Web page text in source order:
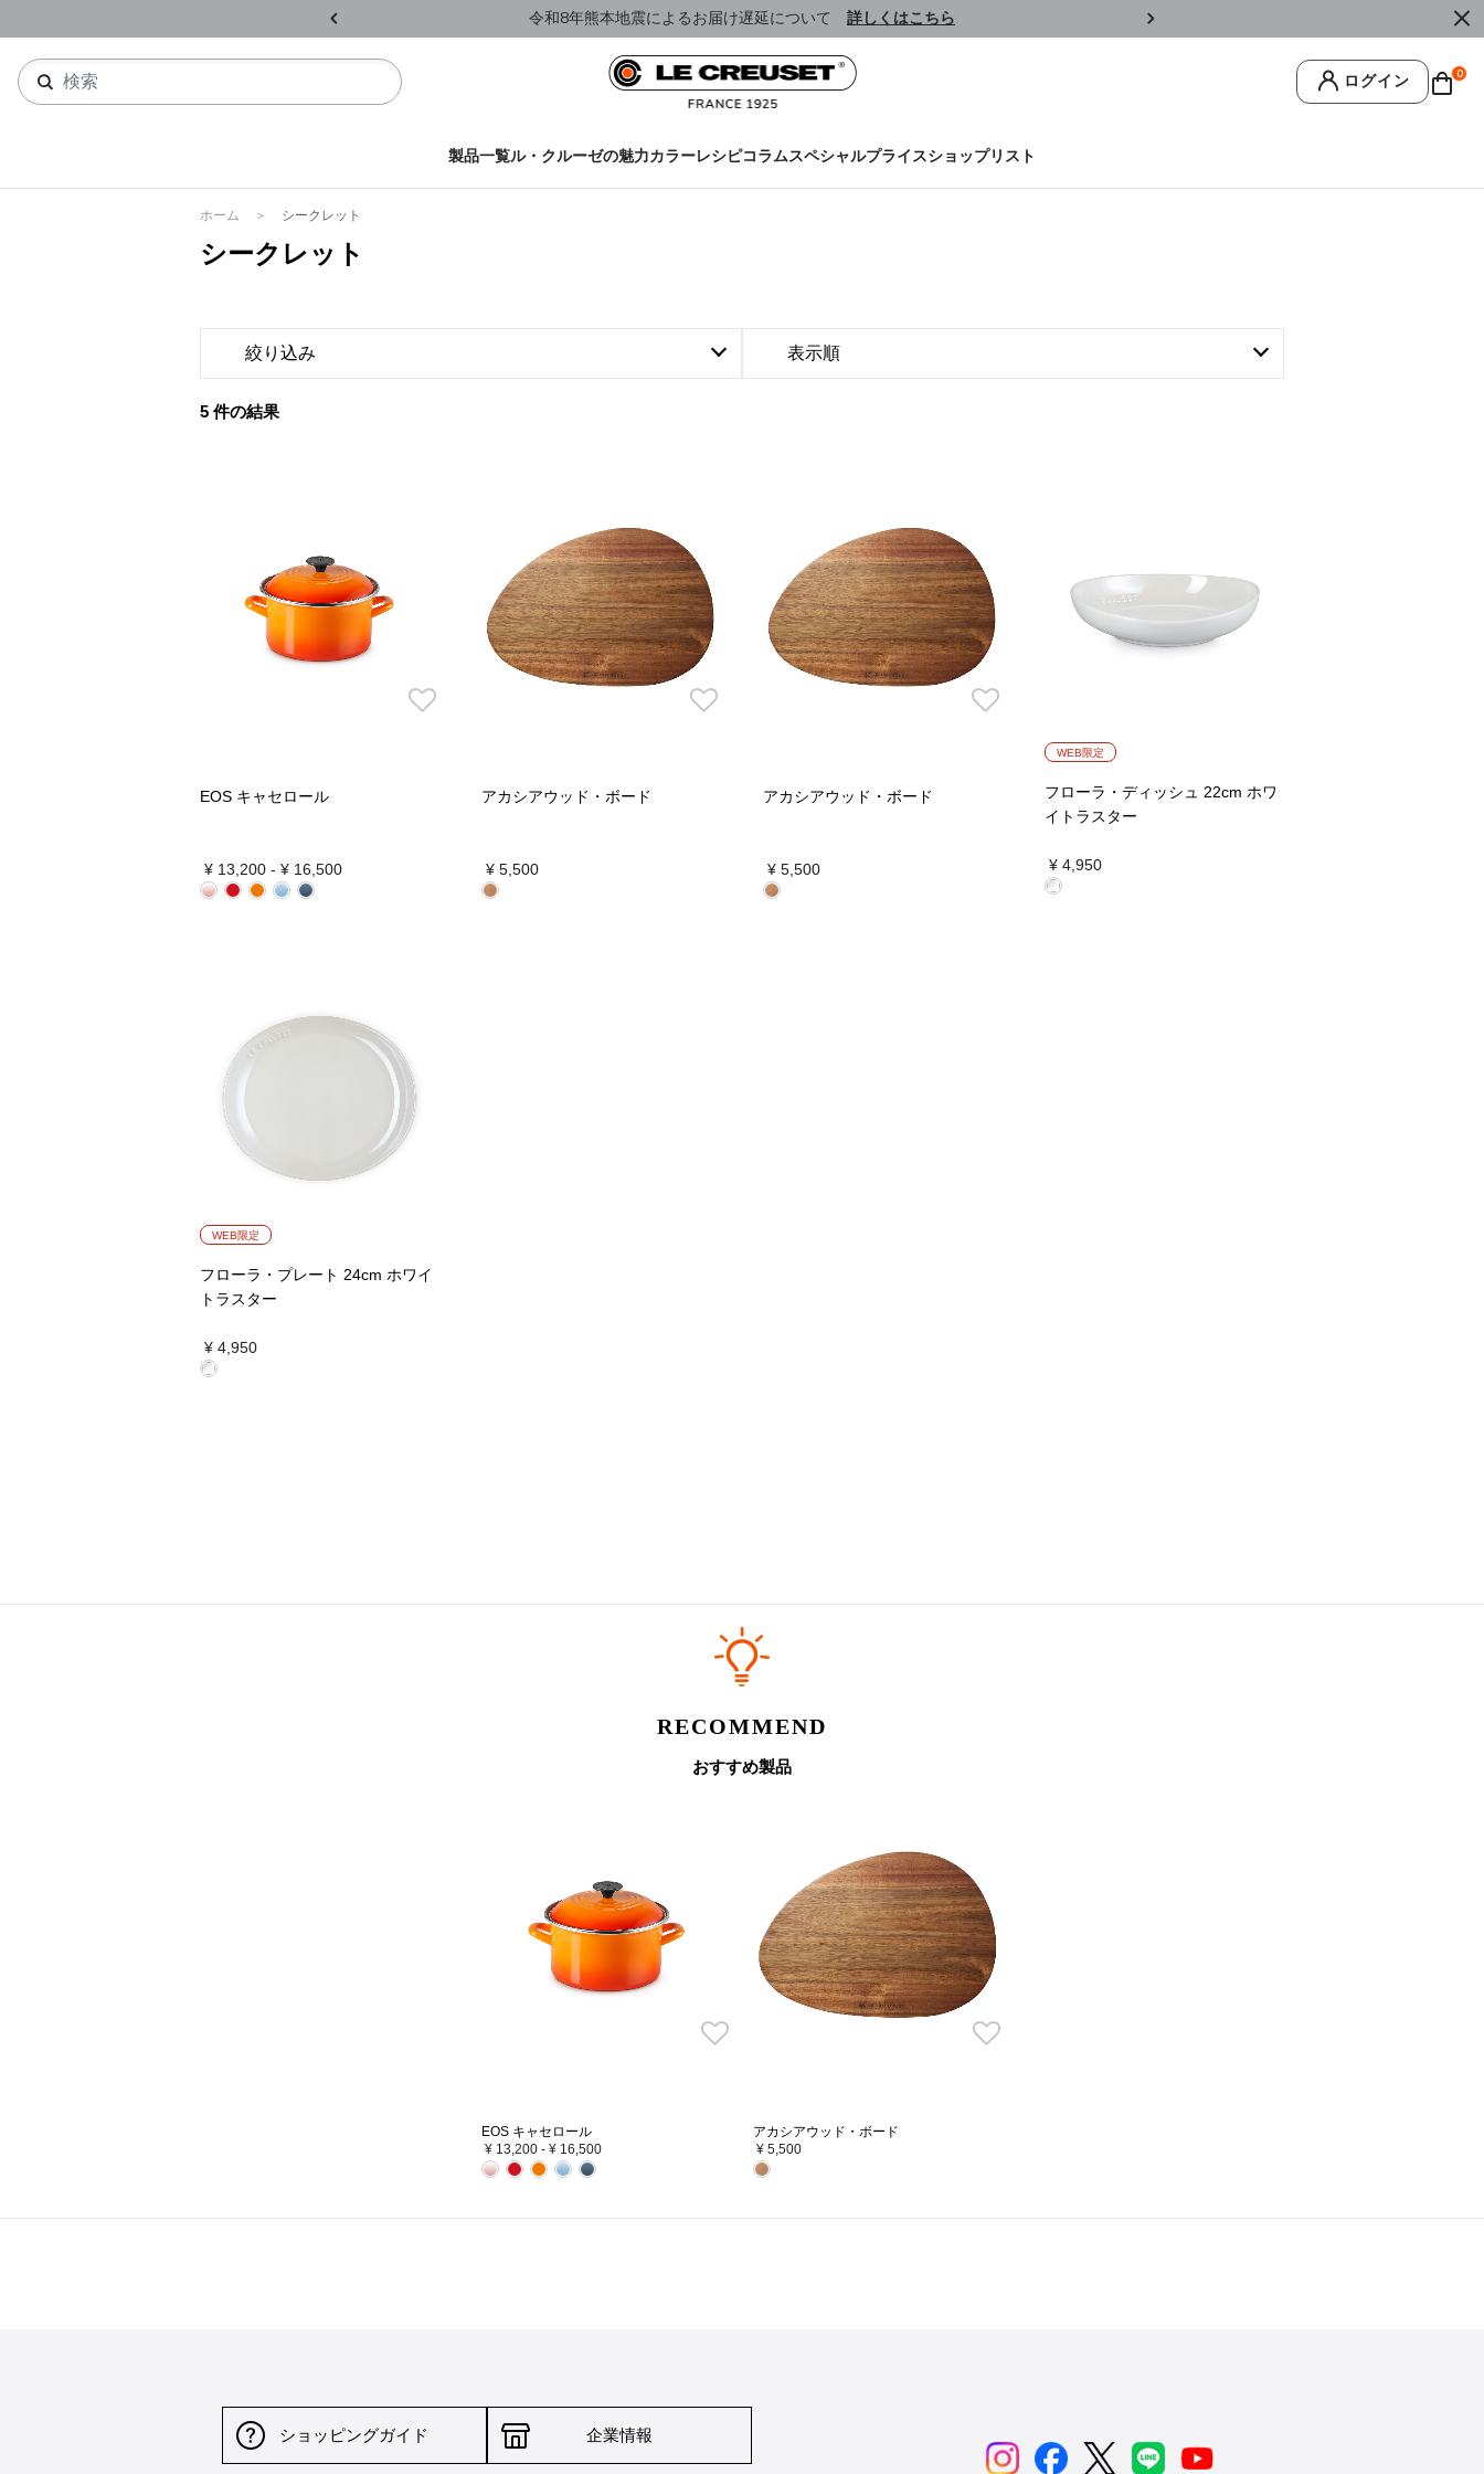
令和8年熊本地震によるお届け遅延について 詳しくはこちら ￥
ログイン 0
製品一覧ル・クルーゼの魅力カラーレシピコラムスペシャルプライスショップリスト
ホーム シークレット
シークレット
絞り込み 表示順
5 件の結果
EOS キャセロール
¥ 13,200 - ¥ 16,500
アカシアウッド・ボード
¥ 5,500
アカシアウッド・ボード
¥ 5,500
WEB限定
フローラ・ディッシュ 22cm ホワ
イトラスター
¥ 4,950
WEB限定
フローラ・プレート 24cm ホワイ
トラスター
¥ 4,950
RECOMMEND
おすすめ製品
EOS キャセロール
¥ 13,200 - ¥ 16,500
アカシアウッド・ボード
¥ 5,500
ショッピングガイド 企業情報